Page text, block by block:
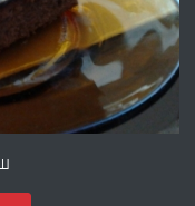
преди 1 година
на Ангел